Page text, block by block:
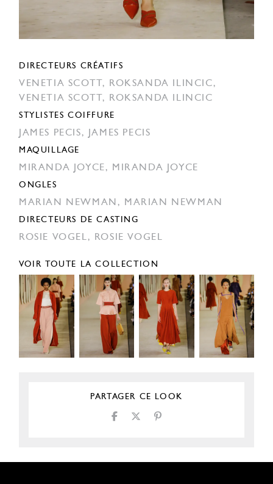
DIRECTEURS CRÉATIFS
VENETIA SCOTT,
ROKSANDA ILINCIC,
VENETIA SCOTT,
ROKSANDA ILINCIC
STYLISTES COIFFURE
JAMES PECIS, JAMES PECIS
MAQUILLAGE
MIRANDA JOYCE, MIRANDA JOYCE
ONGLES
MARIAN NEWMAN, MARIAN NEWMAN
DIRECTEURS DE CASTING
ROSIE VOGEL, ROSIE VOGEL
VOIR TOUTE LA COLLECTION
PARTAGER CE LOOK